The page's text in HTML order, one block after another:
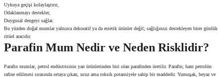
Uykuya geçişi kolaylaştırır,
Odaklanmayı destekler,
Duygusal dengeyi sağlar.
Bu yüzden doğal mumlar yalnızca dekoratif ya da estetik ürünler değil; sağlığınızı destekleyen birer günlük
ritüel aracıdır.
Parafin Mum Nedir ve Neden Risklidir?
Parafin mumlar, petrol endüstrisinin yan ürünlerinden biri olan parafinden üretilir. Parafin; ham petrolün
rafine edilmesi sırasında ortaya çıkan, ucuz ama toksik potansiyele sahip bir maddedir. Yumuşak, beyaz ve